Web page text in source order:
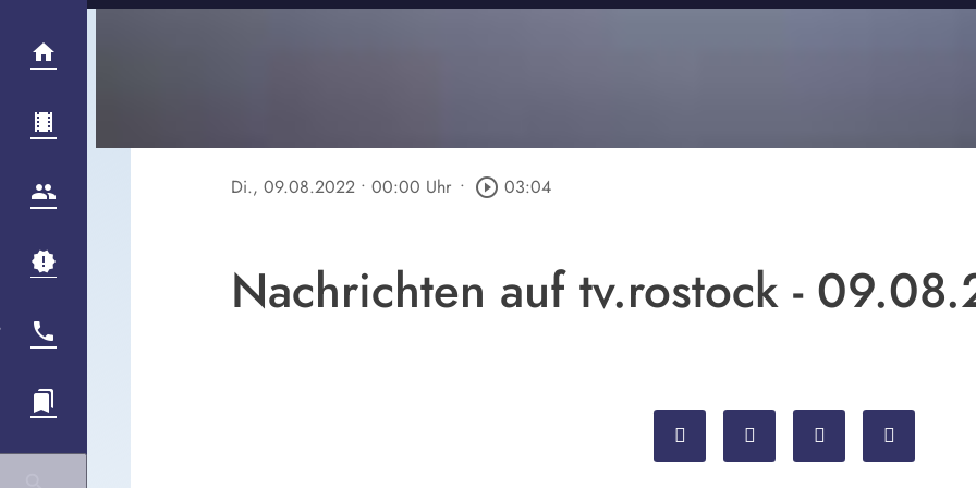
Di., 09.08.2022 • 00:00 Uhr • play_circle_outline 03:04
Nachrichten auf tv.rostock -